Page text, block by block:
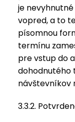
je
vopred, a to
písomnou
termínu
pre vstup do
dohodnutého
návštevníkov
3.3.2.